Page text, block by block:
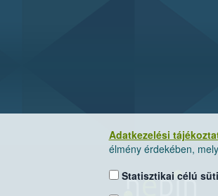
Adatkezelési
élmény érdekében,
Statisztikai célú